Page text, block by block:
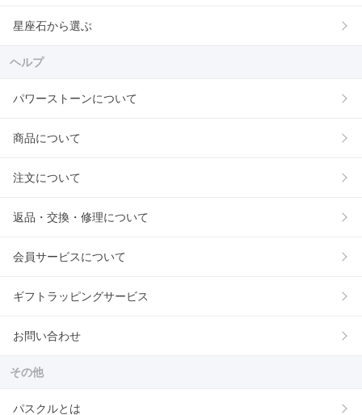
星座石から選ぶ
ヘルプ
パワーストーンについて
商品について
注文について
返品・交換・修理について
会員サービスについて
ギフトラッピングサービス
お問い合わせ
その他
パスクルとは